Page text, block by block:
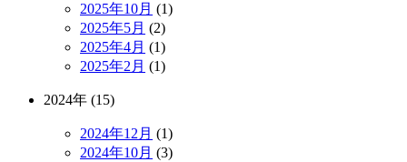
2025年10月 (1)
2025年5月 (2)
2025年4月 (1)
2025年2月 (1)
2024年 (15)
2024年12月 (1)
2024年10月 (3)